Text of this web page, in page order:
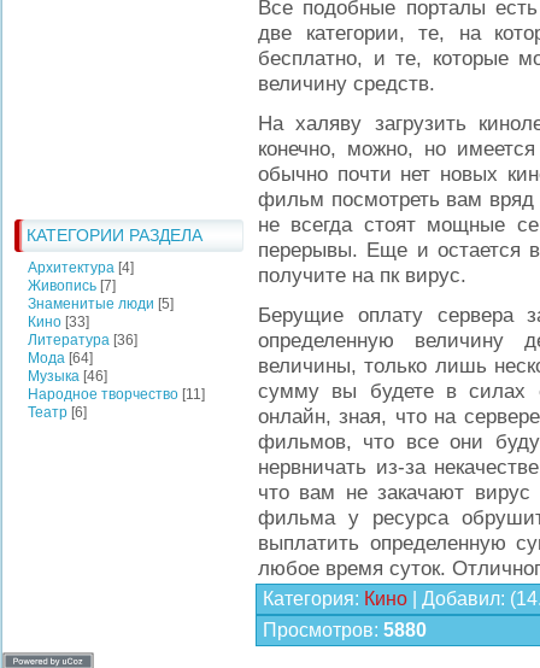
КАТЕГОРИИ РАЗДЕЛА
Архитектура [4]
Живопись [7]
Знаменитые люди [5]
Кино [33]
Литература [36]
Мода [64]
Музыка [46]
Народное творчество [11]
Театр [6]
Все подобные порталы
две категории, те, на
бесплатно, и те, которые
величину средств.
На халяву загрузить
конечно, можно, но
обычно почти нет новых
фильм посмотреть вам вряд
не всегда стоят мощные
перерывы. Еще и остается
получите на пк вирус.
Берущие оплату сервера
определенную величину
величины, только лишь
сумму вы будете в силах
онлайн, зная, что на
фильмов, что все они
нервничать из-за
что вам не закачают
фильма у ресурса
выплатить определенную
любое время суток.
Категория: Кино Добавил:
Просмотров: 5880